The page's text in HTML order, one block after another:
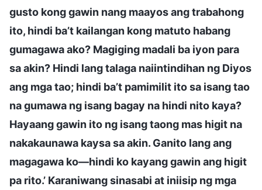
gusto kong gawin nang maayos ang trabahong
ito, hindi ba’t kailangan kong matuto habang
gumagawa ako? Magiging madali ba iyon para
sa akin? Hindi lang talaga naiintindihan ng Diyos
ang mga tao; hindi ba’t pamimilit ito sa isang tao
na gumawa ng isang bagay na hindi nito kaya?
Hayaang gawin ito ng isang taong mas higit na
nakakaunawa kaysa sa akin. Ganito lang ang
magagawa ko—hindi ko kayang gawin ang higit
pa rito.’ Karaniwang sinasabi at iniisip ng mga